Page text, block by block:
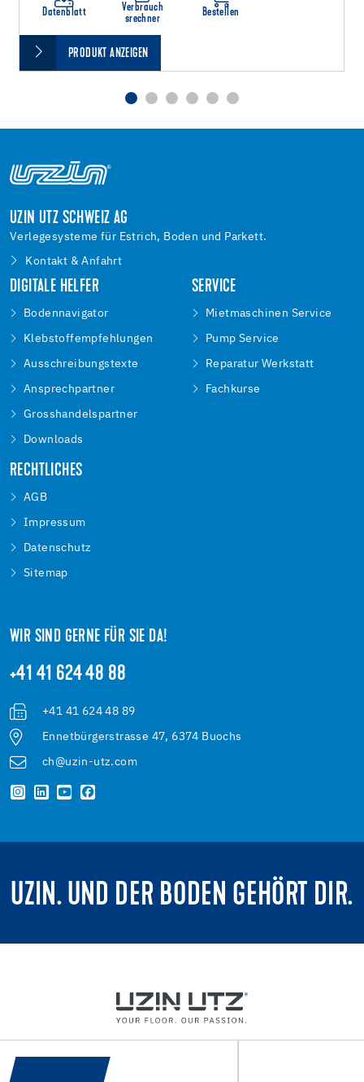
Datenblatt
Verbrauch
srechner
Bestellen
PRODUKT ANZEIGEN
UZIN UTZ SCHWEIZ AG
Verlegesysteme für Estrich, Boden und Parkett.
Kontakt & Anfahrt
DIGITALE HELFER
Bodennavigator
Klebstoffempfehlungen
Ausschreibungstexte
Ansprechpartner
Grosshandelspartner
Downloads
SERVICE
Mietmaschinen Service
Pump Service
Reparatur Werkstatt
Fachkurse
RECHTLICHES
AGB
Impressum
Datenschutz
Sitemap
WIR SIND GERNE FÜR SIE DA!
+41 41 624 48 88
+41 41 624 48 89
Ennetbürgerstrasse 47, 6374 Buochs
ch@uzin-utz.com
UZIN. UND DER BODEN GEHÖRT DIR.